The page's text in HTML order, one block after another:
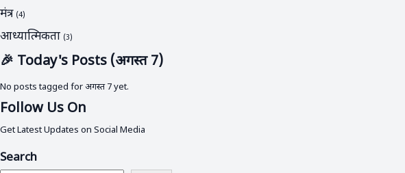
मंत्र (4)
आध्यात्मिकता (3)
🎉 Today's Posts (अगस्त 7)
No posts tagged for अगस्त 7 yet.
Follow Us On
Get Latest Updates on Social Media
Search